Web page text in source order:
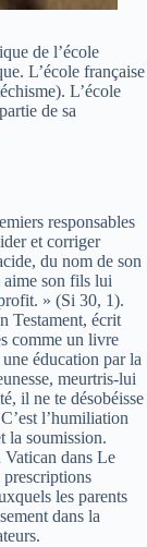
de l’école
L’école française
L’école
de sa
responsables
et corriger
du nom de son
aime son fils lui
» (Si 30, 1).
Testament, écrit
comme un livre
éducation par la
meurtris-lui
il ne te désobéisse
l’humiliation
la soumission.
Vatican dans Le
prescriptions
les parents
dans la